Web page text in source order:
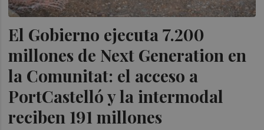
El Gobierno ejecuta 7.200
millones de Next Generation en
la Comunitat: el acceso a
PortCastelló y la intermodal
reciben 191 millones